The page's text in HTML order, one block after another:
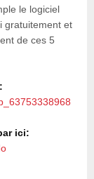
le logiciel
gratuitement et
de ces 5
ici: